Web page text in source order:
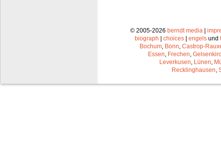
© 2005-2026 berndt media|
biograph
choices engels und
Bochum, Bonn, Castrop-
Essen, Frechen,
Leverkusen, Lünen,
Recklinghausen,